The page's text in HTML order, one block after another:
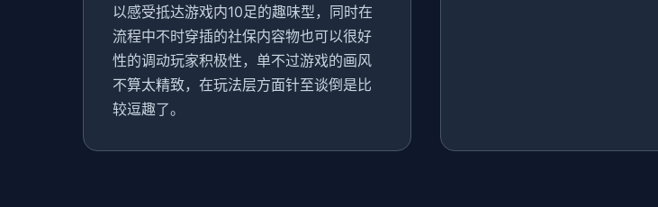
以感受抵达游戏内10足的趣味型，同时在
流程中不时穿插的社保内容物也可以很好
性的调动玩家积极性，单不过游戏的画风
不算太精致，在玩法层方面针至谈倒是比
较逗趣了。